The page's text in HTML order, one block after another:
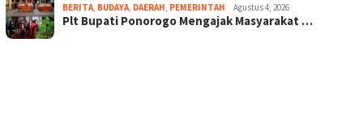
BERITA, BUDAYA, DAERAH, PEMERINTAH Agustus 4, 2026
Plt Bupati Ponorogo Mengajak Masyarakat …